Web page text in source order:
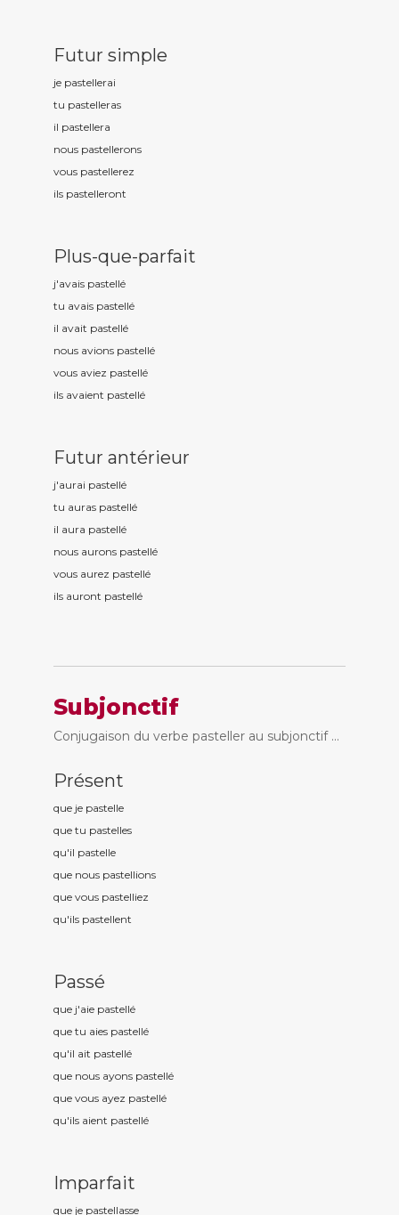
Futur simple
je pastellerai
tu pastelleras
il pastellera
nous pastellerons
vous pastellerez
ils pastelleront
Plus-que-parfait
j'avais pastellé
tu avais pastellé
il avait pastellé
nous avions pastellé
vous aviez pastellé
ils avaient pastellé
Futur antérieur
j'aurai pastellé
tu auras pastellé
il aura pastellé
nous aurons pastellé
vous aurez pastellé
ils auront pastellé
Subjonctif
Conjugaison du verbe pasteller au subjonctif ...
Présent
que je pastelle
que tu pastelles
qu'il pastelle
que nous pastellions
que vous pastelliez
qu'ils pastellent
Passé
que j'aie pastellé
que tu aies pastellé
qu'il ait pastellé
que nous ayons pastellé
que vous ayez pastellé
qu'ils aient pastellé
Imparfait
que je pastellasse